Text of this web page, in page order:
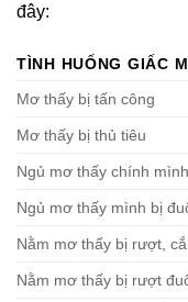
đây:
TÌNH HUỐNG GIẤC
Mơ thấy bị tấn công
Mơ thấy bị thủ tiêu
Ngủ mơ thấy chính
Ngủ mơ thấy mình bị
Nằm mơ thấy bị rượt,
Nằm mơ thấy bị rượt